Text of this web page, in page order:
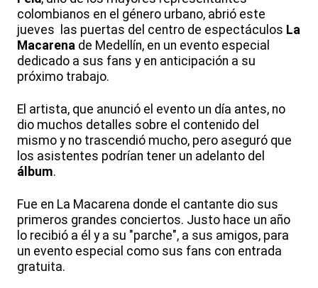
colombianos en el género urbano, abrió este
jueves las puertas del centro de espectáculos La
Macarena de Medellín, en un evento especial
dedicado a sus fans y en anticipación a su
próximo trabajo.
El artista, que anunció el evento un día antes, no
dio muchos detalles sobre el contenido del
mismo y no trascendió mucho, pero aseguró que
los asistentes podrían tener un adelanto del
álbum.
Fue en La Macarena donde el cantante dio sus
primeros grandes conciertos. Justo hace un año
lo recibió a él y a su "parche", a sus amigos, para
un evento especial como sus fans con entrada
gratuita.